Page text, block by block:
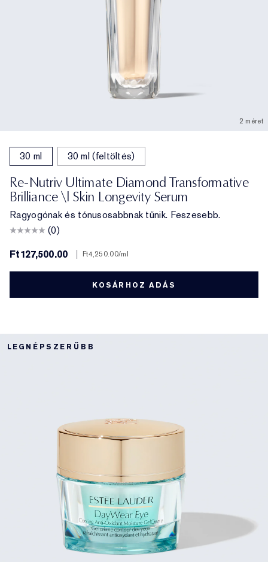
2 méret
30 ml 30 ml (feltöltés)
Re-Nutriv Ultimate Diamond Transformative
Brilliance \| Skin Longevity Serum
Ragyogónak és tónusosabbnak tűnik. Feszesebb.
(0)
Ft127,500.00
Ft4,250.00/ml
KOSÁRHOZ ADÁS
LEGNÉPSZERŰBB